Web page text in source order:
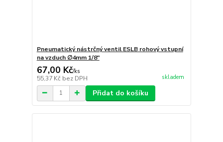
Pneumatický nástrčný ventil ESLB rohový vstupní
na vzduch ∅4mm 1/8"
67,00 Kč/ks
55,37 Kč bez DPH skladem
Přidat do košíku